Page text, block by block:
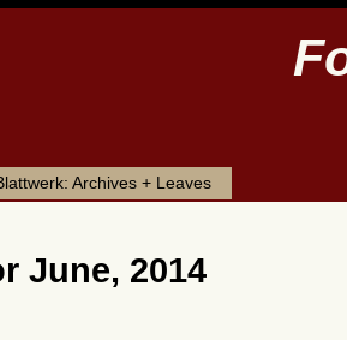
Archives + Leaves
June, 2014